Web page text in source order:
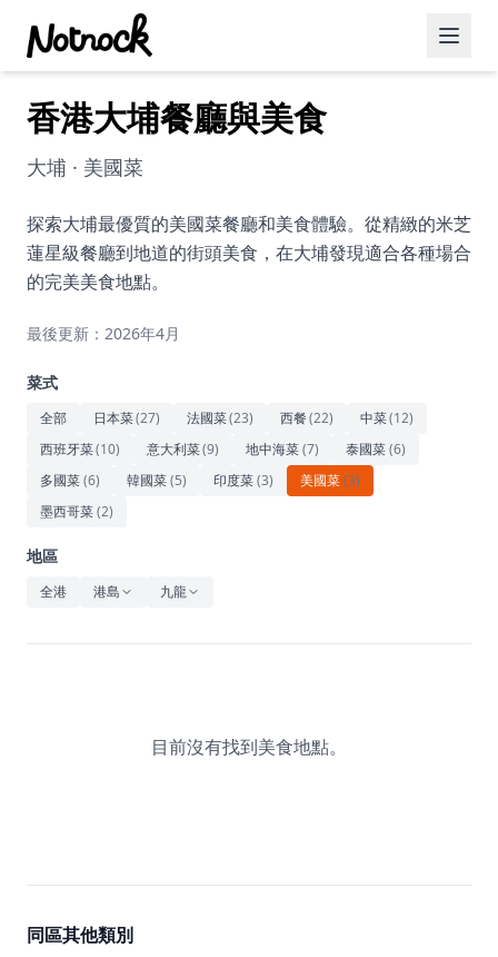
精選活動
博客文章
約會好去處
美食佳餚
藝術文化
休閒
音樂
香港大埔餐廳與美食
大埔 · 美國菜
探索大埔最優質的美國菜餐廳和美食體驗。從精緻的米芝
蓮星級餐廳到地道的街頭美食，在大埔發現適合各種場合
的完美美食地點。
最後更新：2026年4月
菜式
全部 日本菜(27) 法國菜(23) 西餐(22) 中菜(12)
西班牙菜(10) 意大利菜(9) 地中海菜(7) 泰國菜(6)
多國菜(6) 韓國菜(5) 印度菜(3) 美國菜(3)
墨西哥菜(2)
地區
全港 港島 九龍
目前沒有找到美食地點。
同區其他類別